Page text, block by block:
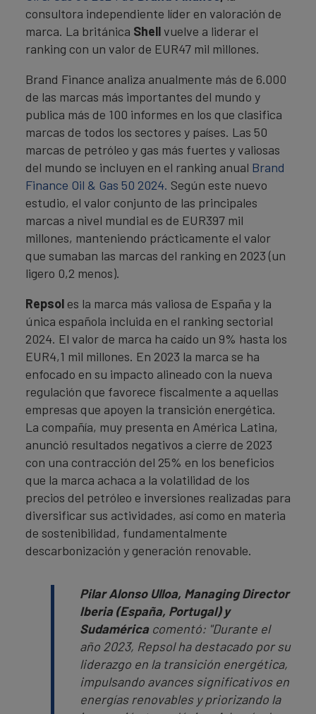
consultora independiente líder en valoración de
marca. La británica Shellvuelve a liderar el
ranking con un valor de EUR47 mil millones.
Brand Finance analiza anualmente más de 6.000
de las marcas más importantes del mundo y
publica más de 100 informes en los que clasifica
marcas de todos los sectores y países. Las 50
marcas de petróleo y gas más fuertes y valiosas
del mundo se incluyen en el ranking anual Brand
Finance Oil & Gas 50 2024. Según este nuevo
estudio, el valor conjunto de las principales
marcas a nivel mundial es de EUR397 mil
millones, manteniendo prácticamente el valor
que sumaban las marcas del ranking en 2023 (un
ligero 0,2 menos).
Repsol es la marca más valiosa de España y la
única española incluida en el ranking sectorial
2024. El valor de marca ha caído un 9% hasta los
EUR4,1 mil millones. En 2023 la marca se ha
enfocado en su impacto alineado con la nueva
regulación que favorece fiscalmente a aquellas
empresas que apoyen la transición energética.
La compañía, muy presenta en América Latina,
anunció resultados negativos a cierre de 2023
con una contracción del 25% en los beneficios
que la marca achaca a la volatilidad de los
precios del petróleo e inversiones realizadas para
diversificar sus actividades, así como en materia
de sostenibilidad, fundamentalmente
descarbonización y generación renovable.
Pilar Alonso Ulloa, Managing Director
Iberia (España, Portugal) y
Sudamérica comentó: "Durante el
año 2023, Repsol ha destacado por su
liderazgo en la transición energética,
impulsando avances significativos en
energías renovables y priorizando la